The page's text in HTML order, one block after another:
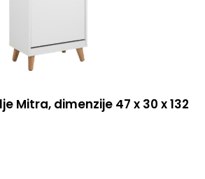
Mitra, dimenzije 47 x 30 x 132